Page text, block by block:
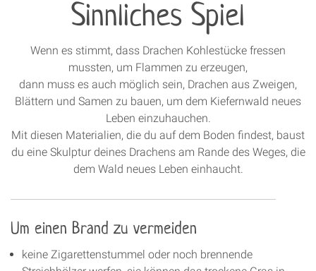
Sinnliches Spiel
Wenn es stimmt, dass Drachen Kohlestücke fressen
mussten, um Flammen zu erzeugen,
dann muss es auch möglich sein, Drachen aus Zweigen,
Blättern und Samen zu bauen, um dem Kiefernwald neues
Leben einzuhauchen.
Mit diesen Materialien, die du auf dem Boden findest, baust
du eine Skulptur deines Drachens am Rande des Weges, die
dem Wald neues Leben einhaucht.
Um einen Brand zu vermeiden
keine Zigarettenstummel oder noch brennende